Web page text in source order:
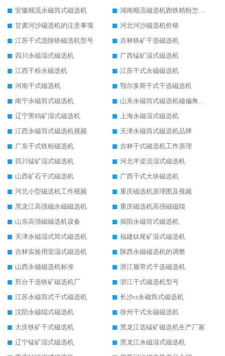
安徽顺流永磁筒式磁选机
湖南顺流磁选机跑铁精粉怎么处理
甘肃河沙磁选机的注意事项
河北河沙磁选机价格
江苏干式选除铁磁选机型号
吉林铁矿干选磁选机
四川永磁湿式磁选机
广西锰矿湿式磁选机
江西干粉永磁选机
江苏干式永磁磁选机
河南干式磁选机
鄂尔多斯干式干选磁选机
南宁永磁筒式磁选机
山东永磁筒式磁选机磁偏角怎么调整
辽宁黑钨矿湿式磁选机
上海永磁湿式磁选机
江西永磁筒式磁选机视频
天津永磁筒式磁选机品牌
广东干式铁粉磁选机
吉林干式磁选机工作原理
四川锰矿湿式磁选机
河北半逆流湿式磁选机
山西矿石干式磁选机
广西干式大块磁选机
河北小型磁选机工作视频
重庆磁选机原理图及视频
黑龙江高强磁永磁磁选机
重庆磁选机高强磁磁辊
山东高强磁磁选机设备
揭阳永磁筒式磁选机
天津永磁湿式筒式磁选机
福建钛尾矿湿式磁选机
吉林实验用室湿式磁选机
陕西永磁磁选机的调整
山西永磁磁选机标准
浙江履带式干选磁选机
邢台干选铁矿磁选机厂
浙江干式磁选机型号
江苏永磁筒式干式磁选机
长沙ct永磁筒式磁选机
沈阳永磁辊式磁选机
徐州干式永磁磁选机
大庆铁矿干式磁选机
黑龙江选锰矿磁选机生产厂家
辽宁锰矿湿式磁选机
黑龙江永磁湿式磁选机